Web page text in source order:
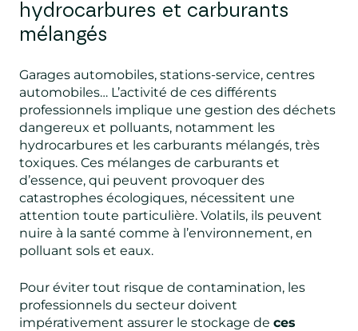
hydrocarbures et carburants
mélangés
Garages automobiles, stations-service, centres
automobiles… L’activité de ces différents
professionnels implique une gestion des déchets
dangereux et polluants, notamment les
hydrocarbures et les carburants mélangés, très
toxiques. Ces mélanges de carburants et
d’essence, qui peuvent provoquer des
catastrophes écologiques, nécessitent une
attention toute particulière. Volatils, ils peuvent
nuire à la santé comme à l’environnement, en
polluant sols et eaux.
Pour éviter tout risque de contamination, les
professionnels du secteur doivent
impérativement assurer le stockage de ces